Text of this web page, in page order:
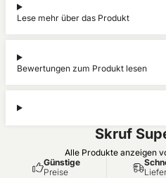
Lese mehr über das Produkt
Bewertungen zum Produkt lesen
Skruf
Alle Produkte anzeigen
Günstige
Preise